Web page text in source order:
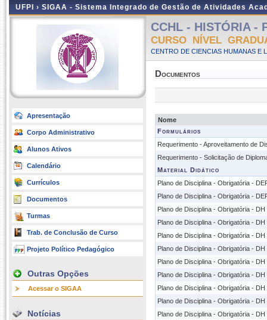
UFPI › SIGAA - Sistema Integrado de Gestão de Atividades
Apresentação
Corpo Administrativo
Alunos Ativos
Calendário
Currículos
Documentos
Turmas
Trab. de Conclusão de Curso
Projeto Político Pedagógico
Outras Opções
Acessar o SIGAA
Notícias
CCHL - HISTÓRIA -
CURSO NÍVEL
CENTRO DE CIENCIAS HUMANAS E
Documentos
Nome
Formulários
Requerimento - Aproveitamento de
Requerimento - Solicitação de
Material Didático
Plano de Disciplina - Obrigatória -
Plano de Disciplina - Obrigatória -
Plano de Disciplina - Obrigatória -
Plano de Disciplina - Obrigatória -
Plano de Disciplina - Obrigatória -
Plano de Disciplina - Obrigatória -
Plano de Disciplina - Obrigatória -
Plano de Disciplina - Obrigatória -
Plano de Disciplina - Obrigatória -
Plano de Disciplina - Obrigatória -
Plano de Disciplina - Obrigatória -